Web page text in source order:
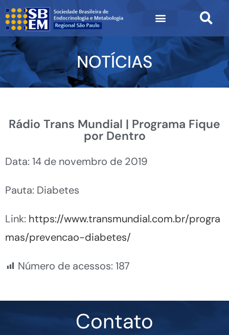
NOTÍCIAS
Rádio Trans Mundial | Programa Fique
por Dentro
Data: 14 de novembro de 2019
Pauta: Diabetes
Link: https://www.transmundial.com.br/progra
mas/prevencao-diabetes/
Número de acessos: 187
Contato